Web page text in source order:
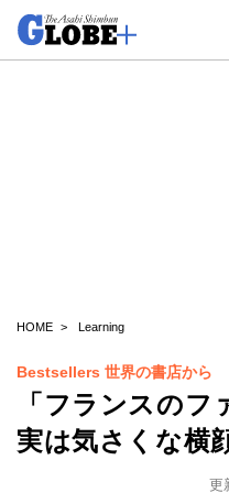
HOME Learning
Bestsellers 世界の書店から
「フランスのフ
実は気さくな横
更